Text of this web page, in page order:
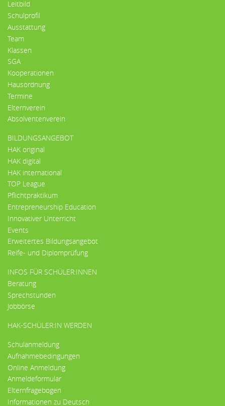
Leitbild
Schulprofil
Ausstattung
Team
Klassen
SGA
Kooperationen
Hausordnung
Termine
Elternverein
Absolventenverein
BILDUNGSANGEBOT
HAK original
HAK digital
HAK international
TOP League
Pflichtpraktikum
Entrepreneurship Education
Innovativer Unterricht
Events
Erweitertes Bildungsangebot
Reife- und Diplomprüfung
INFOS FÜR SCHÜLER:INNEN
Beratung
Sprechstunden
Jobbörse
HAK-SCHÜLER:IN WERDEN
Schulanmeldung
Aufnahmebedingungen
Online Anmeldung
Anmeldeformular
Elternfragebogen
Informationen zu Deutsch